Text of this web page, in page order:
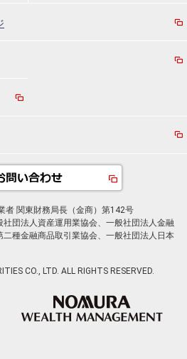
者 関東財務局長（金商）第142号
団法人資産運用業協会、一般社団法人金融
種金融商品取引業協会、一般社団法人日本
CO., LTD. ALL RIGHTS RESERVED.